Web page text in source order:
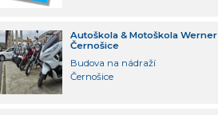
Autoškola & Motoškola Werner
Černošice
Budova na nádraží
Černošice